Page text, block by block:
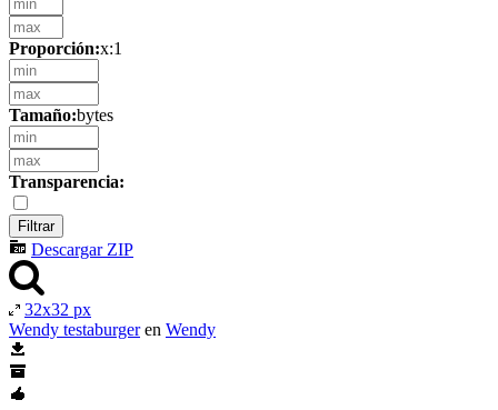
Proporción:x:1
Tamaño:bytes
Transparencia:
Descargar ZIP
32x32 px
Wendy testaburgeren Wendy